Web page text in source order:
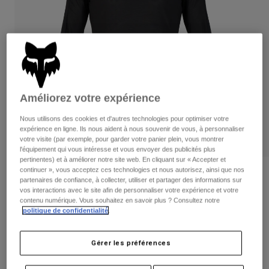
Pantalons
Shorts
Gants
Protections
Masques
Chaussettes
Accessoires
Pièces de rechange
Pantalons
Gants
Vestes
Protections
Masques
Chaussettes
Sacs et accessoires
Pièces de rechange
Femme
Sweats et Pulls
Vestes
Pantalons
Chemises
Voir tout
Enfants
Masques
Chaussettes
Voir tout
Moto
Casques
Maillots
Pantalons
Bottes
Masques
Flexair Ascent Long Sleeve Jersey
Article n°35888
Price reduced from
69,99 €to41,99 € 40% OFF
Améliorez votre expérience
Nous utilisons des cookies et d'autres technologies pour optimiser votre
expérience en ligne. Ils nous aident à nous souvenir de vous, à personnaliser
votre visite (par exemple, pour garder votre panier plein, vous montrer
l'équipement qui vous intéresse et vous envoyer des publicités plus
pertinentes) et à améliorer notre site web. En cliquant sur « Accepter et
continuer », vous acceptez ces technologies et nous autorisez, ainsi que nos
partenaires de confiance, à collecter, utiliser et partager des informations sur
vos interactions avec le site afin de personnaliser votre expérience et votre
contenu numérique. Vous souhaitez en savoir plus ? Consultez notre
politique de confidentialité
Gérer les préférences